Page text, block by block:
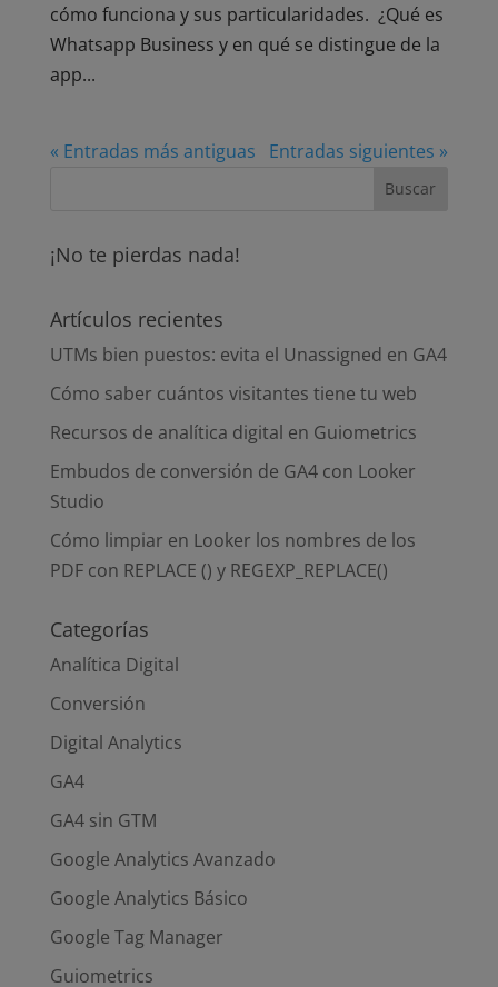
cómo funciona y sus particularidades. ¿Qué es
Whatsapp Business y en qué se distingue de la
app...
« Entradas más antiguas Entradas siguientes »
¡No te pierdas nada!
Artículos recientes
UTMs bien puestos: evita el Unassigned en GA4
Cómo saber cuántos visitantes tiene tu web
Recursos de analítica digital en Guiometrics
Embudos de conversión de GA4 con Looker
Studio
Cómo limpiar en Looker los nombres de los
PDF con REPLACE () y REGEXP_REPLACE()
Categorías
Analítica Digital
Conversión
Digital Analytics
GA4
GA4 sin GTM
Google Analytics Avanzado
Google Analytics Básico
Google Tag Manager
Guiometrics